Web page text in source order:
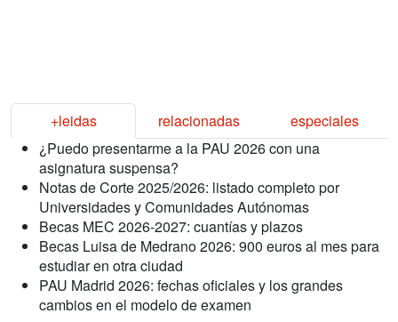
+leidas relacionadas
especiales
¿Puedo presentarme a la PAU 2026 con una
asignatura suspensa?
Notas de Corte 2025/2026: listado completo por
Universidades y Comunidades Autónomas
Becas MEC 2026-2027: cuantías y plazos
Becas Luisa de Medrano 2026: 900 euros al mes para
estudiar en otra ciudad
PAU Madrid 2026: fechas oficiales y los grandes
cambios en el modelo de examen